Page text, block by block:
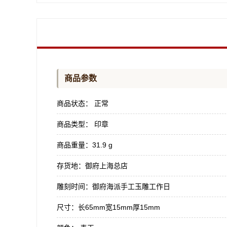
商品参数
商品状态： 正常
商品类型： 印章
商品重量： 31.9 g
存货地： 御府上海总店
雕刻时间： 御府海派手工玉雕工作日
尺寸： 长65mm宽15mm厚15mm